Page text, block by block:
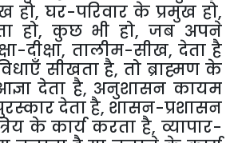
हो, घर-परिवार के प्रमुख हो,
हो, कुछ भी हो,जब अपने
-दीक्षा, तालीम-सीख, देता है
सीखता है,तो ब्राह्मण के
देता है, अनुशासन कायम
देताहै, शासन-प्रशासन
के कार्य करता है, व्यापार-